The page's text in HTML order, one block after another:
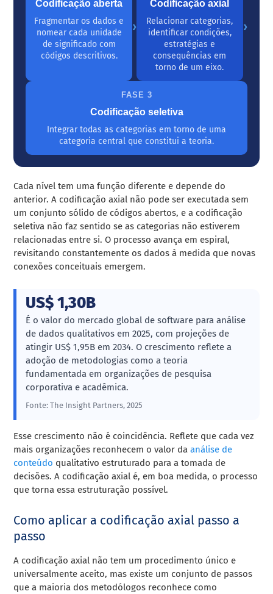
Codificação aberta
Fragmentar os dados e
nomear cada unidade
de significado com
códigos descritivos.
›
Codificação axial
Relacionar categorias,
identificar condições,
estratégias e
consequências em
torno de um eixo.
›
FASE 3
Codificação seletiva
Integrar todas as categorias em torno de uma
categoria central que constitui a teoria.
Cada nível tem uma função diferente e depende do
anterior. A codificação axial não pode ser executada sem
um conjunto sólido de códigos abertos, e a codificação
seletiva não faz sentido se as categorias não estiverem
relacionadas entre si. O processo avança em espiral,
revisitando constantemente os dados à medida que novas
conexões conceituais emergem.
US$ 1,30B
É o valor do mercado global de software para análise
de dados qualitativos em 2025, com projeções de
atingir US$ 1,95B em 2034. O crescimento reflete a
adoção de metodologias como a teoria
fundamentada em organizações de pesquisa
corporativa e acadêmica.
Fonte: The Insight Partners, 2025
Esse crescimento não é coincidência. Reflete que cada vez
mais organizações reconhecem o valor daanálise de
conteúdo qualitativo estruturado para a tomada de
decisões. A codificação axial é, em boa medida, o processo
que torna essa estruturação possível.
Como aplicar a codificação axial passo a
passo
A codificação axial não tem um procedimento único e
universalmente aceito, mas existe um conjunto de passos
que a maioria dos metodólogos reconhece como